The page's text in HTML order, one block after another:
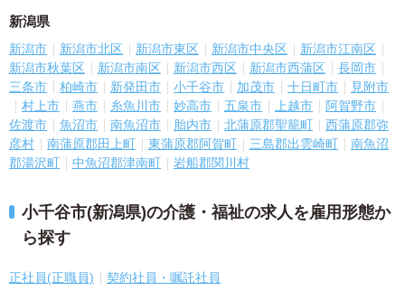
新潟県
新潟市 新潟市北区 新潟市東区 新潟市中央区
新潟市江南区
新潟市秋葉区
新潟市南区 新潟市西区 新潟市西蒲区
長岡市
三条市
柏崎市 新発田市 小千谷市 加茂市 十日町市
見附市
村上市
燕市 糸魚川市 妙高市 五泉市 上越市
阿賀野市
佐渡市
魚沼市 南魚沼市 胎内市 北蒲原郡聖籠町
西蒲原郡弥
彦村
南蒲原郡田上町 東蒲原郡阿賀町 三島郡出雲崎町
南魚沼
郡湯沢町
中魚沼郡津南町 岩船郡関川村
小千谷市(新潟県)の介護・福祉の求人を雇用形態か
ら探す
正社員(正職員) 契約社員・嘱託社員